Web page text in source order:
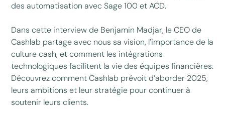
des automatisation avec Sage 100 et ACD.
Dans cette interview de Benjamin Madjar, le CEO de
Cashlab partage avec nous sa vision, l’importance de la
culture cash, et comment les intégrations
technologiques facilitent la vie des équipes financières.
Découvrez comment Cashlab prévoit d’aborder 2025,
leurs ambitions et leur stratégie pour continuer à
soutenir leurs clients.